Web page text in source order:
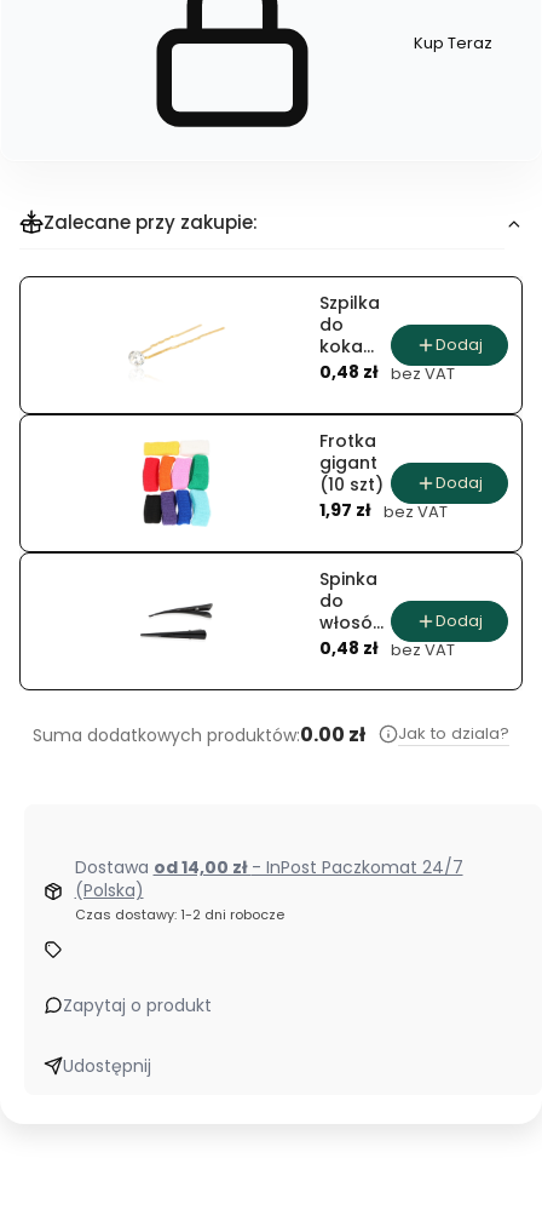
Szybki
produktu
Kolczyki
5mm
Kup Teraz
Zalecane przy zakupie:
Szpilka
do
koka
kryształ
szt.)
Cena
0,48 zł bez VAT
Dodaj
Frotka
gigant
(10 szt)
Cena
1,97 zł bez VAT
Dodaj
Spinka
do
włosów
(12 szt.)
Cena
0,48 zł bez VAT
Dodaj
Suma dodatkowych produktów:0.00 zł Jak to dziala?
Dostawa od 14,00 zł - InPost Paczkomat 24/7
(Polska)
Czas dostawy: 1-2 dni robocze
Zapytaj o produkt
Udostępnij